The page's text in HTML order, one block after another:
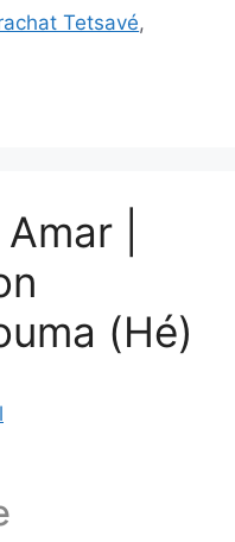
Tetsavé,
|
(Hé)